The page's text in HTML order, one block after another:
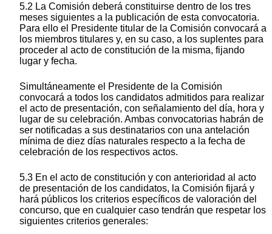
5.2 La Comisión deberá constituirse dentro de los tres
meses siguientes a la publicación de esta convocatoria.
Para ello el Presidente titular de la Comisión convocará a
los miembros titulares y, en su caso, a los suplentes para
proceder al acto de constitución de la misma, fijando
lugar y fecha.
Simultáneamente el Presidente de la Comisión
convocará a todos los candidatos admitidos para realizar
el acto de presentación, con señalamiento del día, hora y
lugar de su celebración. Ambas convocatorias habrán de
ser notificadas a sus destinatarios con una antelación
mínima de diez días naturales respecto a la fecha de
celebración de los respectivos actos.
5.3 En el acto de constitución y con anterioridad al acto
de presentación de los candidatos, la Comisión fijará y
hará públicos los criterios específicos de valoración del
concurso, que en cualquier caso tendrán que respetar los
siguientes criterios generales: